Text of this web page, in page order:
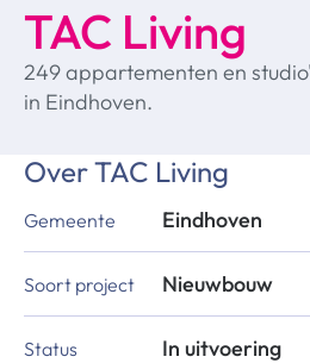
TAC Living
249 appartementen en
in Eindhoven.
OverTAC Living
Gemeente Eindhoven
Soort project Nieuwbouw
Status In uitvoering